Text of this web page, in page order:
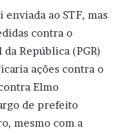
ao STF, mas
contra o
República (PGR)
ações contra o
Elmo
de prefeito
mesmo com a